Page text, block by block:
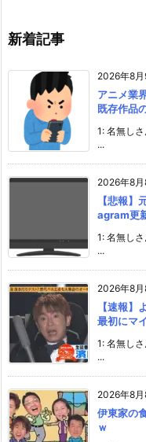
新着記事
2026年8月
アニメ業
既存作品
1: 名無し
...
2026年8月
【悲報
agram更
1: 名無し
...
2026年8月
【速報
最初にマ
1: 名無し
...
2026年8月
伊東家の
ｗ